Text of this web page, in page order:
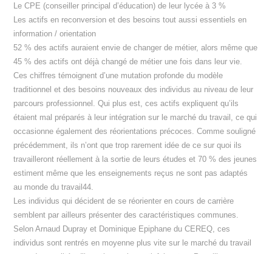
Le CPE (conseiller principal d’éducation) de leur lycée à 3 %
Les actifs en reconversion et des besoins tout aussi essentiels en
information / orientation
52 % des actifs auraient envie de changer de métier, alors même que
45 % des actifs ont déjà changé de métier une fois dans leur vie.
Ces chiffres témoignent d’une mutation profonde du modèle
traditionnel et des besoins nouveaux des individus au niveau de leur
parcours professionnel. Qui plus est, ces actifs expliquent qu’ils
étaient mal préparés à leur intégration sur le marché du travail, ce qui
occasionne également des réorientations précoces. Comme souligné
précédemment, ils n’ont que trop rarement idée de ce sur quoi ils
travailleront réellement à la sortie de leurs études et 70 % des jeunes
estiment même que les enseignements reçus ne sont pas adaptés
au monde du travail44.
Les individus qui décident de se réorienter en cours de carrière
semblent par ailleurs présenter des caractéristiques communes.
Selon Arnaud Dupray et Dominique Epiphane du CEREQ, ces
individus sont rentrés en moyenne plus vite sur le marché du travail